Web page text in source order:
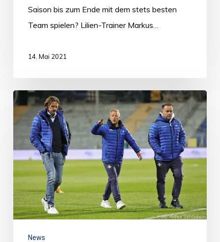
Saison bis zum Ende mit dem stets besten
Team spielen? Lilien-Trainer Markus…
14. Mai 2021
News